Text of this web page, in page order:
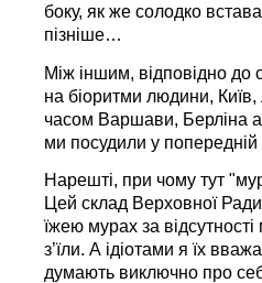
боку, як же солодко
пізніше…
Між іншим, відповідно до
на біоритми людини,
часом Варшави, Берліна
ми посудили у попередній
Нарешті, при чому тут
Цей склад Верховної
їжею мурах за
з’їли. А ідіотами я їх
думають виключно про